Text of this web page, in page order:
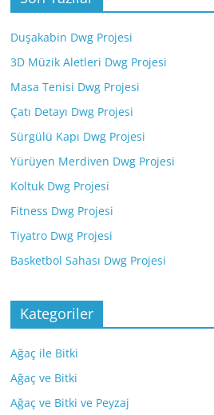
Duşakabin Dwg Projesi
3D Müzik Aletleri Dwg Projesi
Masa Tenisi Dwg Projesi
Çatı Detayı Dwg Projesi
Sürgülü Kapı Dwg Projesi
Yürüyen Merdiven Dwg Projesi
Koltuk Dwg Projesi
Fitness Dwg Projesi
Tiyatro Dwg Projesi
Basketbol Sahası Dwg Projesi
Kategoriler
Ağaç ile Bitki
Ağaç ve Bitki
Ağaç ve Bitki ve Peyzaj